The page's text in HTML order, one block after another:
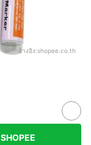
อ้างอิง:shopee.co.th
SHOPEE